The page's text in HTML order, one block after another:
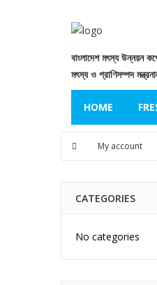
বাংলাদেশ মৎস্য উন্নয়ন
মৎস্য ও প্রাণিসম্পদ
HOME
My account
CATEGORIES
No categories